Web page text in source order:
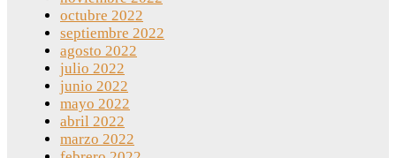
octubre 2022
septiembre 2022
agosto 2022
julio 2022
junio 2022
mayo 2022
abril 2022
marzo 2022